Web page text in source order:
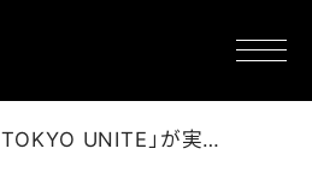
「TOKYO UNITE」が実施する子どもたちにスポーツシューズを届ける 「#your_shoes」プロジェクトに協力